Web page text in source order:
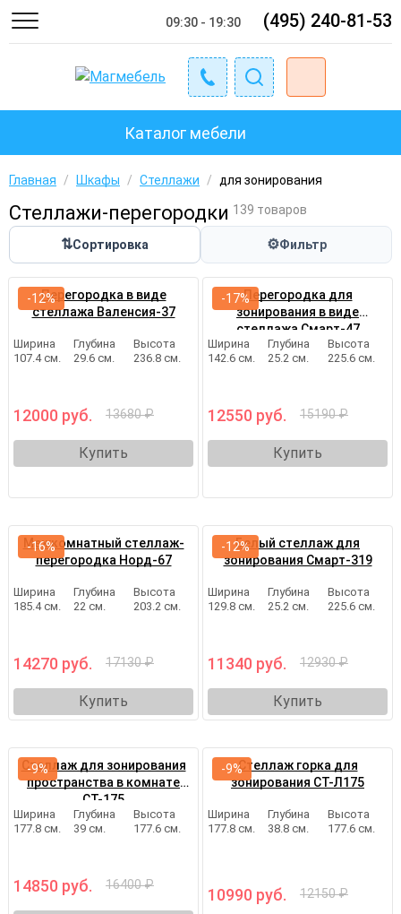
09:30 - 19:30 (495) 240-81-53
Каталог мебели
Главная / Шкафы / Стеллажи / для зонирования
Стеллажи-перегородки 139 товаров
⇅Сортировка ⚙Фильтр
Перегородка в виде
стеллажа Валенсия-37
Ширина
107.4 см.
Глубина
29.6 см.
Высота
236.8 см.
12000 руб. 13680 ₽
Купить
-12%
Перегородка для
зонирования в виде
стеллажа Смарт-47
Ширина
142.6 см.
Глубина
25.2 см.
Высота
225.6 см.
12550 руб. 15190 ₽
Купить
-17%
Межкомнатный стеллаж-
перегородка Норд-67
Ширина
185.4 см.
Глубина
22 см.
Высота
203.2 см.
14270 руб. 17130 ₽
Купить
-16%
Белый стеллаж для
зонирования Смарт-319
Ширина
129.8 см.
Глубина
25.2 см.
Высота
225.6 см.
11340 руб. 12930 ₽
Купить
-12%
Стеллаж для зонирования
пространства в комнате
СТ-175
Ширина
177.8 см.
Глубина
39 см.
Высота
177.6 см.
14850 руб. 16400 ₽
-9%
Стеллаж горка для
зонирования СТ-Л175
Ширина
177.8 см.
Глубина
38.8 см.
Высота
177.6 см.
10990 руб. 12150 ₽
-9%